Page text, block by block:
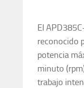
El
reconocido
potencia
minuto
trabajo